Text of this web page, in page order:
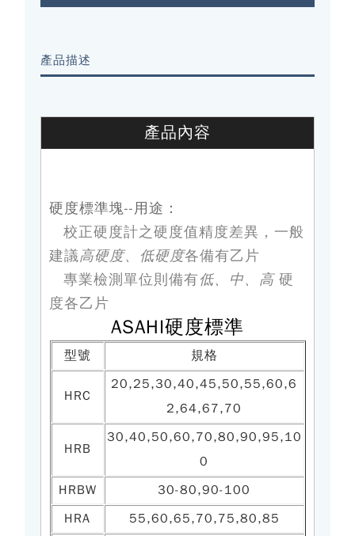
產品描述
產品內容
硬度標準塊--用途：
校正硬度計之硬度值精度差異，一般
建議高硬度、低硬度各備有乙片
專業檢測單位則備有低、中、高硬
度各乙片
ASAHI硬度標準
型號 規格
HRC
20,25,30,40,45,50,55,60,6
2,64,67,70
HRB
30,40,50,60,70,80,90,95,10
0
HRBW
30-80,90-100
HRA
55,60,65,70,75,80,85